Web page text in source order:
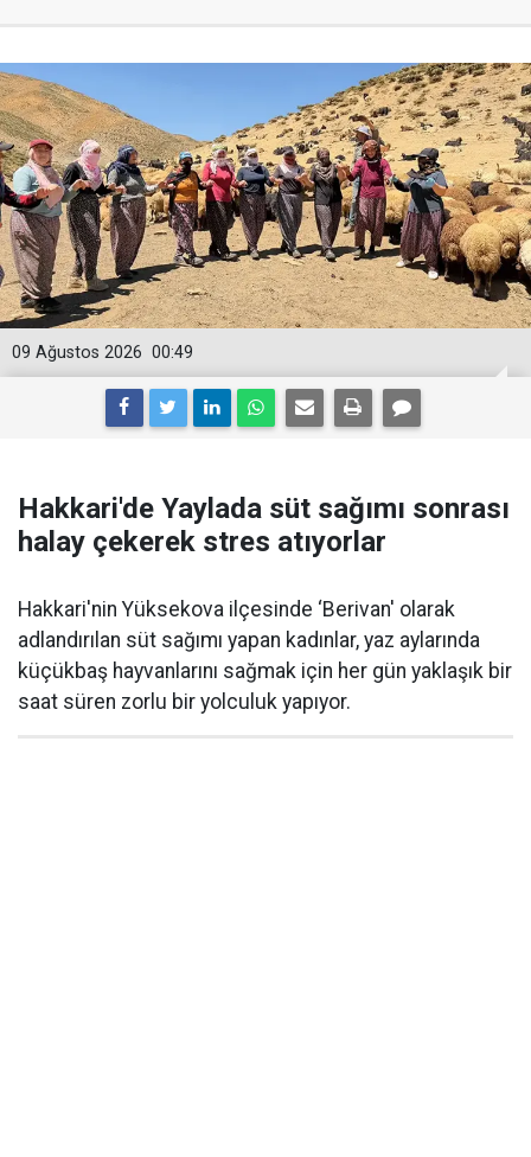
00:49
09 Ağustos 2026
Hakkari'de Yaylada süt sağımı sonrası
halay çekerek stres atıyorlar
Hakkari'nin Yüksekova ilçesinde ‘Berivan' olarak
adlandırılan süt sağımı yapan kadınlar, yaz aylarında
küçükbaş hayvanlarını sağmak için her gün yaklaşık bir
saat süren zorlu bir yolculuk yapıyor.